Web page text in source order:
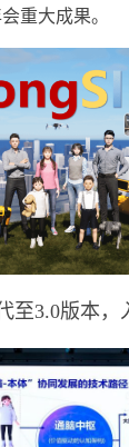
重大成果。
至3.0版本